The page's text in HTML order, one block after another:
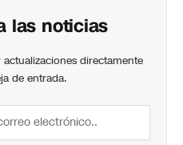
las noticias
directamente
de entrada.